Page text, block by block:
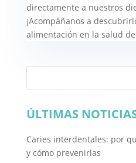
directamente a nuestros
¡Acompáñanos a
alimentación en la salud
ÚLTIMAS
Caries interdentales: por
y cómo prevenirlas